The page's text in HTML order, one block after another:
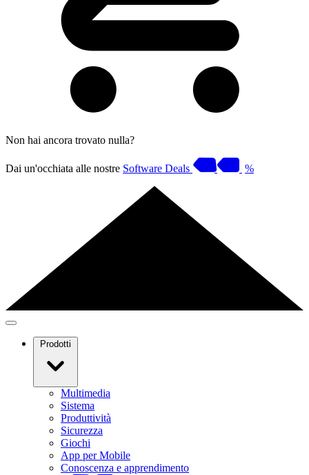
Non hai ancora trovato nulla?
Dai un'occhiata alle nostre Software Deals %
Prodotti
Multimedia
Sistema
Produttività
Sicurezza
Giochi
App per Mobile
Conoscenza e apprendimento